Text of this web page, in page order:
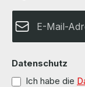
Datenschutz
Ich habe die